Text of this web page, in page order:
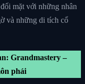
mặt với những nhân
và những di tích cổ
Grandmastery –
phái